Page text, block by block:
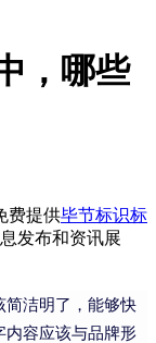
，哪些
费提供毕节标识标
发布和资讯展
简洁明了，能够快
内容应该与品牌形